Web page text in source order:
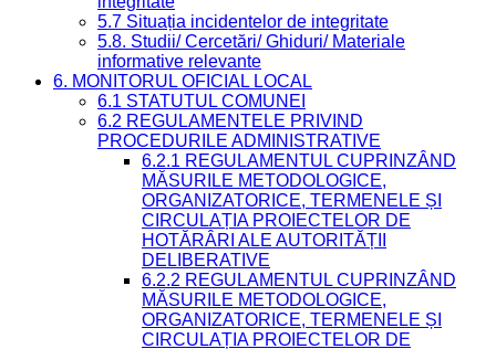
5.7 Situația incidentelor de integritate
5.8. Studii/ Cercetări/ Ghiduri/ Materiale
informative relevante
6. MONITORUL OFICIAL LOCAL
6.1 STATUTUL COMUNEI
6.2 REGULAMENTELE PRIVIND
PROCEDURILE ADMINISTRATIVE
6.2.1 REGULAMENTUL CUPRINZÂND
MĂSURILE METODOLOGICE,
ORGANIZATORICE, TERMENELE ȘI
CIRCULAȚIA PROIECTELOR DE
HOTĂRÂRI ALE AUTORITĂȚII
DELIBERATIVE
6.2.2 REGULAMENTUL CUPRINZÂND
MĂSURILE METODOLOGICE,
ORGANIZATORICE, TERMENELE ȘI
CIRCULAȚIA PROIECTELOR DE